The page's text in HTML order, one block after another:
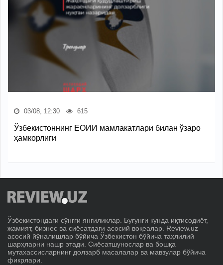
03/08, 12:30 615
Ўзбекистоннинг ЕОИИ мамлакатлари билан ўзаро
ҳамкорлиги
Ўзбекистондаги сўнгги янгиликлар. Бугунги кунда иқтисодиёт,
жамият, бизнес ва сиёсатдаги асосий воқеалар. Review.uz
асосий йўналишлар бўйича Ўзбекистон бўйича таҳлилий
шарҳларни нашр этади. Сиёсатшунослар ва бошқа
мутахассисларнинг долзарб масалалар ва мавзулар бўйича
фикрлари.